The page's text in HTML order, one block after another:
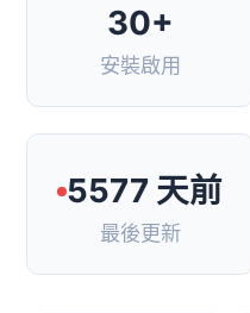
30+
安裝啟用
5577 天前
最後更新